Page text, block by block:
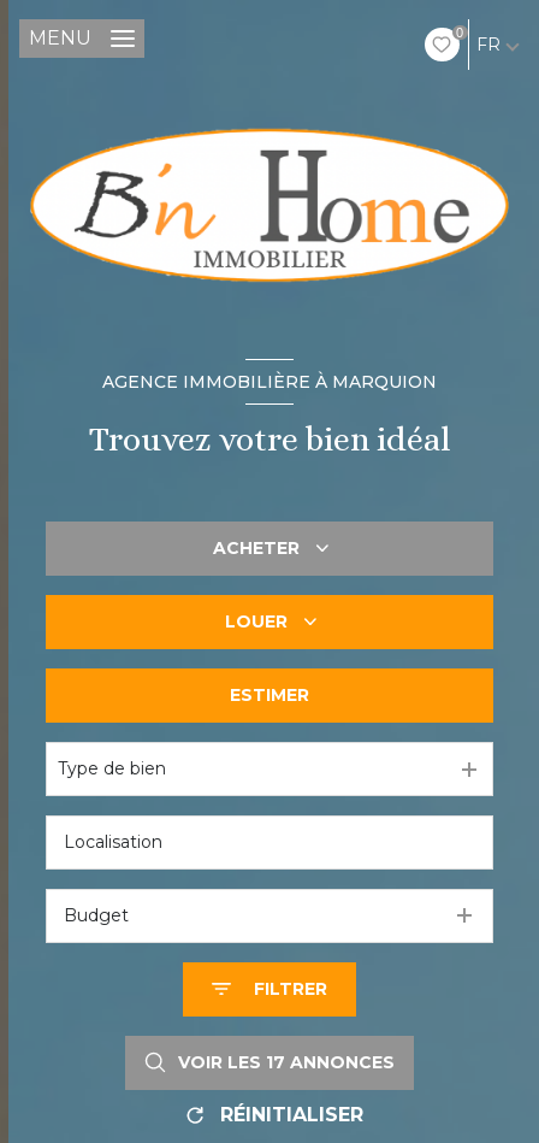
0
FR
MENU
AGENCE IMMOBILIÈRE À MARQUION
Trouvez votre bien idéal
ACHETER
LOUER
ESTIMER
Type de bien
Budget
FILTRER
VOIR LES 17 ANNONCES
RÉINITIALISER